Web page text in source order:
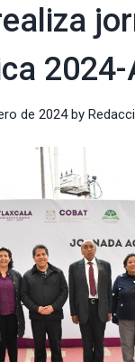
2024-
de 2024by